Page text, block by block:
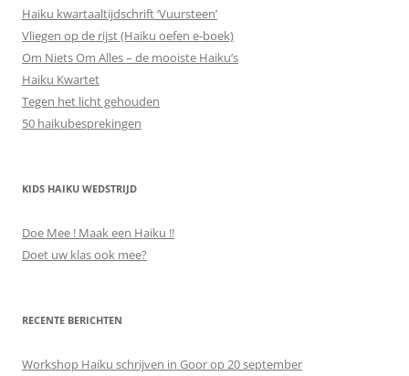
Haiku kwartaaltijdschrift ‘Vuursteen’
Vliegen op de rijst (Haiku oefen e-boek)
Om Niets Om Alles – de mooiste Haiku’s
Haiku Kwartet
Tegen het licht gehouden
50 haikubesprekingen
KIDS HAIKU WEDSTRIJD
Doe Mee ! Maak een Haiku !!
Doet uw klas ook mee?
RECENTE BERICHTEN
Workshop Haiku schrijven in Goor op 20 september